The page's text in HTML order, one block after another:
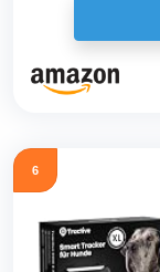
6